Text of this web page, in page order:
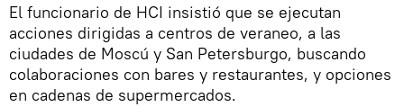
El funcionario de HCI insistió que se ejecutan
acciones dirigidas a centros de veraneo, a las
ciudades de Moscú y San Petersburgo, buscando
colaboraciones con bares y restaurantes, y opciones
en cadenas de supermercados.